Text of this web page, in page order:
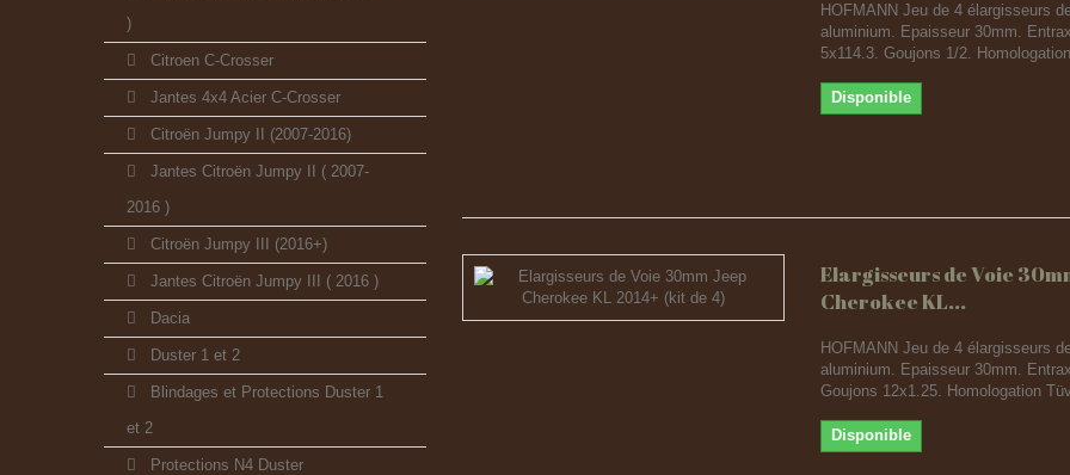
)
Citroen C-Crosser
Jantes 4x4 Acier C-Crosser
Citroën Jumpy II (2007-2016)
Jantes Citroën Jumpy II ( 2007-
2016 )
Citroën Jumpy III (2016+)
Jantes Citroën Jumpy III ( 2016 )
Dacia
Duster 1 et 2
Blindages et Protections Duster 1
et 2
Protections N4 Duster
HOFMANN Jeu de 4 élargisseurs
aluminium. Epaisseur 30mm.
5x114.3. Goujons 1/2.
Disponible
Elargisseurs de Voie
Cherokee KL...
HOFMANN Jeu de 4 élargisseurs
aluminium. Epaisseur 30mm.
Goujons 12x1.25. Homologation
Disponible